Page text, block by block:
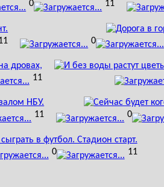
0 11
0
11
11 0
0 11